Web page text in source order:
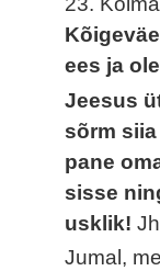
ees ja
Jeesus
sõrm
pane
sisse
usklik!
Jumal,